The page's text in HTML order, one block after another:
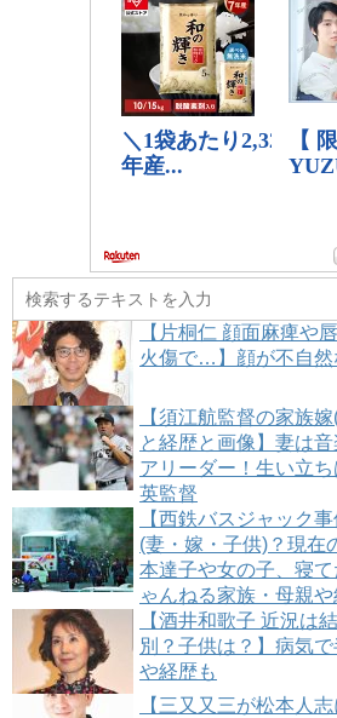
【片桐仁 顔面麻痺や
火傷で…】顔が不自然
【須江航監督の家族
と経歴と画像】妻は
アリーダー！生い立
英監督
【西鉄バスジャック
(妻・嫁・子供)？現在
本達子や女の子、寝
ゃんねる家族・母親
【酒井和歌子 近況は
別？子供は？】病気
や経歴も
【三又又三が松本人